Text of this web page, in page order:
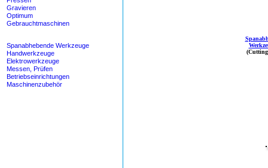
Gravieren
Optimum
Gebrauchtmaschinen
Spanabhebende Werkzeuge
Handwerkzeuge
Elektrowerkzeuge
Messen, Prüfen
Betriebseinrichtungen
Maschinenzubehör